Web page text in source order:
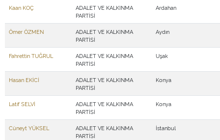
Kaan KOÇ
ADALET VE KALKINMA
PARTİSİ
Ardahan
Ömer ÖZMEN
ADALET VE KALKINMA
PARTİSİ
Aydın
Fahrettin TUĞRUL
ADALET VE KALKINMA
PARTİSİ
Uşak
Hasan EKİCİ
ADALET VE KALKINMA
PARTİSİ
Konya
Latif SELVİ
ADALET VE KALKINMA
PARTİSİ
Konya
Cüneyt YÜKSEL
ADALET VE KALKINMA
PARTİSİ
İstanbul